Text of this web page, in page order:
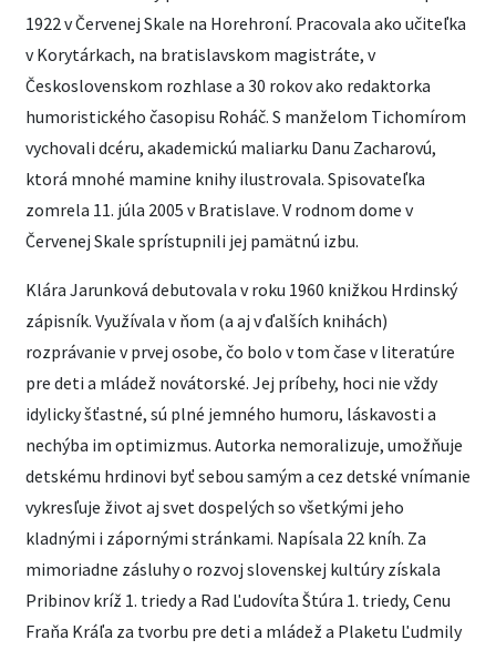
1922 v Červenej Skale na Horehroní. Pracovala ako učiteľka
v Korytárkach, na bratislavskom magistráte, v
Československom rozhlase a 30 rokov ako redaktorka
humoristického časopisu Roháč. S manželom Tichomírom
vychovali dcéru, akademickú maliarku Danu Zacharovú,
ktorá mnohé mamine knihy ilustrovala. Spisovateľka
zomrela 11. júla 2005 v Bratislave. V rodnom dome v
Červenej Skale sprístupnili jej pamätnú izbu.
Klára Jarunková debutovala v roku 1960 knižkou Hrdinský
zápisník. Využívala v ňom (a aj v ďalších knihách)
rozprávanie v prvej osobe, čo bolo v tom čase v literatúre
pre deti a mládež novátorské. Jej príbehy, hoci nie vždy
idylicky šťastné, sú plné jemného humoru, láskavosti a
nechýba im optimizmus. Autorka nemoralizuje, umožňuje
detskému hrdinovi byť sebou samým a cez detské vnímanie
vykresľuje život aj svet dospelých so všetkými jeho
kladnými i zápornými stránkami. Napísala 22 kníh. Za
mimoriadne zásluhy o rozvoj slovenskej kultúry získala
Pribinov kríž 1. triedy a Rad Ľudovíta Štúra 1. triedy, Cenu
Fraňa Kráľa za tvorbu pre deti a mládež a Plaketu Ľudmily